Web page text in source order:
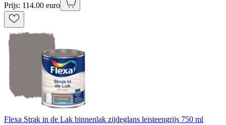
Prijs: 114.00 euro
Flexa Strak in de Lak binnenlak zijdeglans leisteengrijs 750 ml